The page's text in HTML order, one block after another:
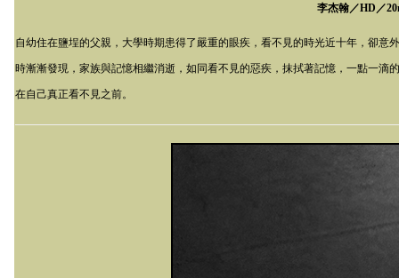
李杰翰／HD ／
自幼住在鹽埕的父親，大學時期患得了嚴重的眼疾，看不見的時光近十年，卻
時漸漸發現，家族與記憶相繼消逝，如同看不見的惡疾，抹拭著記憶，一點一
在自己真正看不見之前。